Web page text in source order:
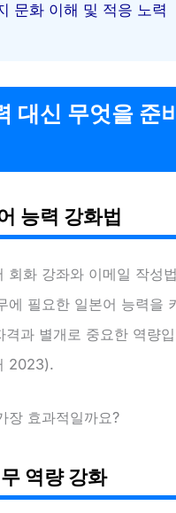
문화 이해 및 적응 노력
대신 무엇을 준
능력 강화법
회화 강좌와 이메일 작성
에 필요한 일본어 능력을
격과 별개로 중요한 역량
2023).
장 효과적일까요?
역량 강화